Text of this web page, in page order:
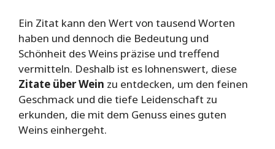
Ein Zitat kann den Wert von tausend Worten
haben und dennoch die Bedeutung und
Schönheit des Weins präzise und treffend
vermitteln. Deshalb ist es lohnenswert, diese
Zitate über Wein zu entdecken, um den feinen
Geschmack und die tiefe Leidenschaft zu
erkunden, die mit dem Genuss eines guten
Weins einhergeht.